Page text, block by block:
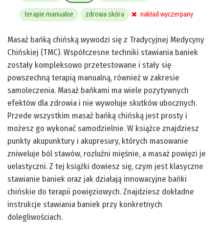
terapie manualne zdrowa skóra nakład wyczerpany
Masaż bańką chińską wywodzi się z Tradycyjnej Medycyny
Chińskiej (TMC). Współczesne techniki stawiania baniek
zostały kompleksowo przetestowane i stały się
powszechną terapią manualną, również w zakresie
samoleczenia. Masaż bańkami ma wiele pozytywnych
efektów dla zdrowia i nie wywołuje skutków ubocznych.
Przede wszystkim masaż bańką chińską jest prosty i
możesz go wykonać samodzielnie. W książce znajdziesz
punkty akupunktury i akupresury, których masowanie
zniweluje ból stawów, rozluźni mięśnie, a masaż powięzi je
uelastyczni. Z tej książki dowiesz się, czym jest klasyczne
stawianie baniek oraz jak działają innowacyjne bańki
chińskie do terapii powięziowych. Znajdziesz dokładne
instrukcje stawiania baniek przy konkretnych
dolegliwościach.